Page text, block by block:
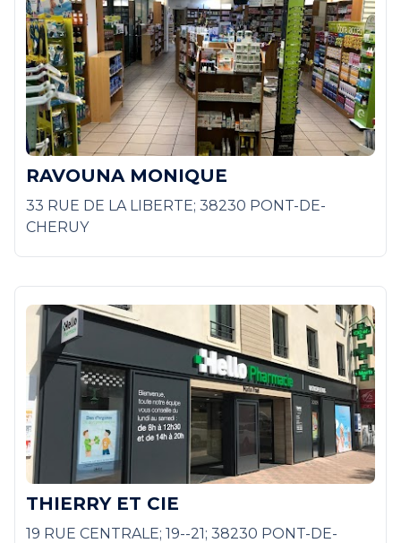
RAVOUNA MONIQUE
33 RUE DE LA LIBERTE; 38230 PONT-DE-
CHERUY
THIERRY ET CIE
19 RUE CENTRALE; 19--21; 38230 PONT-DE-